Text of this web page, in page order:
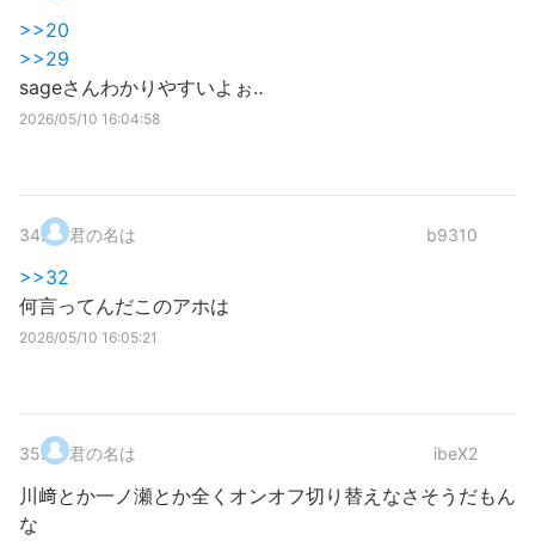
>>20
>>29
sageさんわかりやすいよぉ‥
2026/05/10 16:04:58
34. 君の名は b9310
>>32
何言ってんだこのアホは
2026/05/10 16:05:21
35. 君の名は ibeX2
川﨑とか一ノ瀬とか全くオンオフ切り替えなさそうだもん
な